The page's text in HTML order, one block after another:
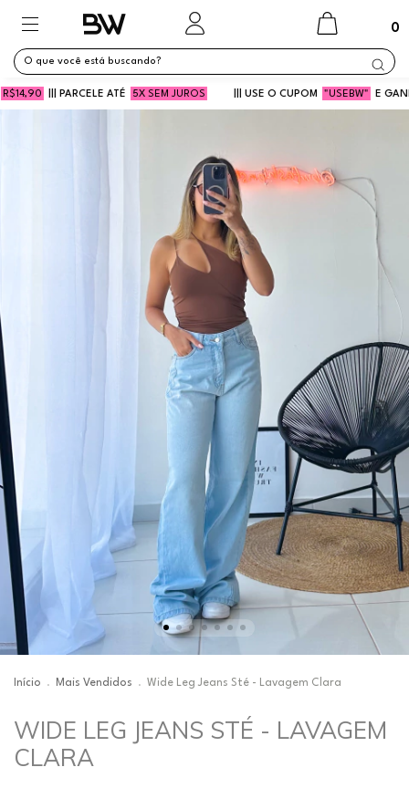
0
||| PARCELE ATÉ 5X SEM JUROS ||| USE O CUPOM "USEBW" E GANHE
Início . Mais Vendidos . Wide Leg Jeans Sté - Lavagem Clara
WIDE LEG JEANS STÉ - LAVAGEM
CLARA